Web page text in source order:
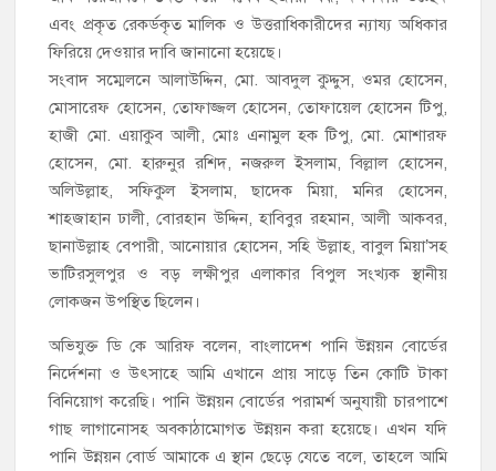
এবং প্রকৃত রেকর্ডকৃত মালিক ও উত্তরাধিকারীদের ন্যায্য অধিকার
ফিরিয়ে দেওয়ার দাবি জানানো হয়েছে।
সংবাদ সম্মেলনে আলাউদ্দিন, মো. আবদুল কুদ্দুস, ওমর হোসেন,
মোসারেফ হোসেন, তোফাজ্জল হোসেন, তোফায়েল হোসেন টিপু,
হাজী মো. এয়াকুব আলী, মোঃ এনামুল হক টিপু, মো. মোশারফ
হোসেন, মো. হারুনুর রশিদ, নজরুল ইসলাম, বিল্লাল হোসেন,
অলিউল্লাহ, সফিকুল ইসলাম, ছাদেক মিয়া, মনির হোসেন,
শাহজাহান ঢালী, বোরহান উদ্দিন, হাবিবুর রহমান, আলী আকবর,
ছানাউল্লাহ বেপারী, আনোয়ার হোসেন, সহি উল্লাহ, বাবুল মিয়া’সহ
ভাটিরসুলপুর ও বড় লক্ষীপুর এলাকার বিপুল সংখ্যক স্থানীয়
লোকজন উপস্থিত ছিলেন।
অভিযুক্ত ডি কে আরিফ বলেন, বাংলাদেশ পানি উন্নয়ন বোর্ডের
নির্দেশনা ও উৎসাহে আমি এখানে প্রায় সাড়ে তিন কোটি টাকা
বিনিয়োগ করেছি। পানি উন্নয়ন বোর্ডের পরামর্শ অনুযায়ী চারপাশে
গাছ লাগানোসহ অবকাঠামোগত উন্নয়ন করা হয়েছে। এখন যদি
পানি উন্নয়ন বোর্ড আমাকে এ স্থান ছেড়ে যেতে বলে, তাহলে আমি